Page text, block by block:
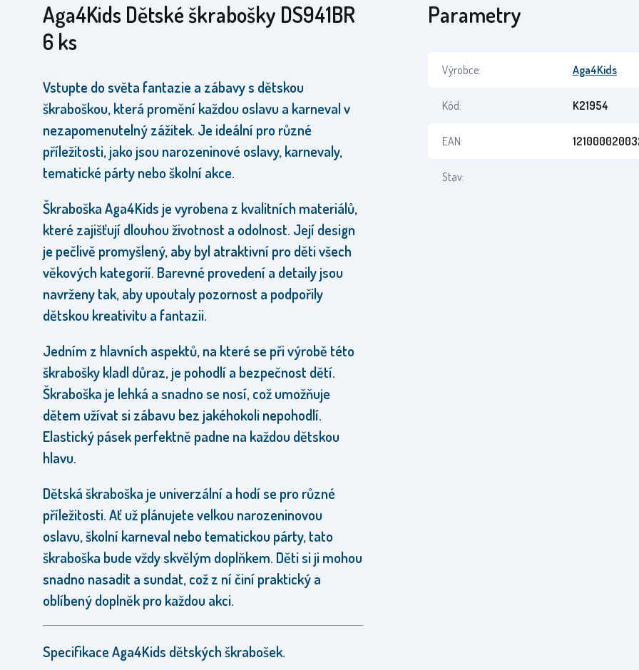
Aga4Kids Dětské škrabošky DS941BR
6 ks
Vstupte do světa fantazie a zábavy s dětskou
škraboškou, která promění každou oslavu a karneval v
nezapomenutelný zážitek. Je ideální pro různé
příležitosti, jako jsou narozeninové oslavy, karnevaly,
tematické párty nebo školní akce.
Škraboška Aga4Kids je vyrobena z kvalitních materiálů,
které zajišťují dlouhou životnost a odolnost. Její design
je pečlivě promyšlený, aby byl atraktivní pro děti všech
věkových kategorií. Barevné provedení a detaily jsou
navrženy tak, aby upoutaly pozornost a podpořily
dětskou kreativitu a fantazii.
Jedním z hlavních aspektů, na které se při výrobě této
škrabošky kladl důraz, je pohodlí a bezpečnost dětí.
Škraboška je lehká a snadno se nosí, což umožňuje
dětem užívat si zábavu bez jakéhokoli nepohodlí.
Elastický pásek perfektně padne na každou dětskou
hlavu.
Dětská škraboška je univerzální a hodí se pro různé
příležitosti. Ať už plánujete velkou narozeninovou
oslavu, školní karneval nebo tematickou párty, tato
škraboška bude vždy skvělým doplňkem. Děti si ji mohou
snadno nasadit a sundat, což z ní činí praktický a
oblíbený doplněk pro každou akci.
Specifikace Aga4Kids dětských škrabošek.
Parametry
Výrobce: Aga4Kids
Kód: K21954
EAN:
Stav: